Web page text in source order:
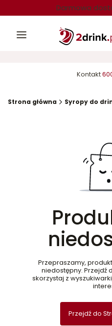
Darmowa
Menu
Kontakt
Strona główna Syropy do
Przepraszamy,
niedostępny. Przejdź
skorzystaj z
Przejdź do